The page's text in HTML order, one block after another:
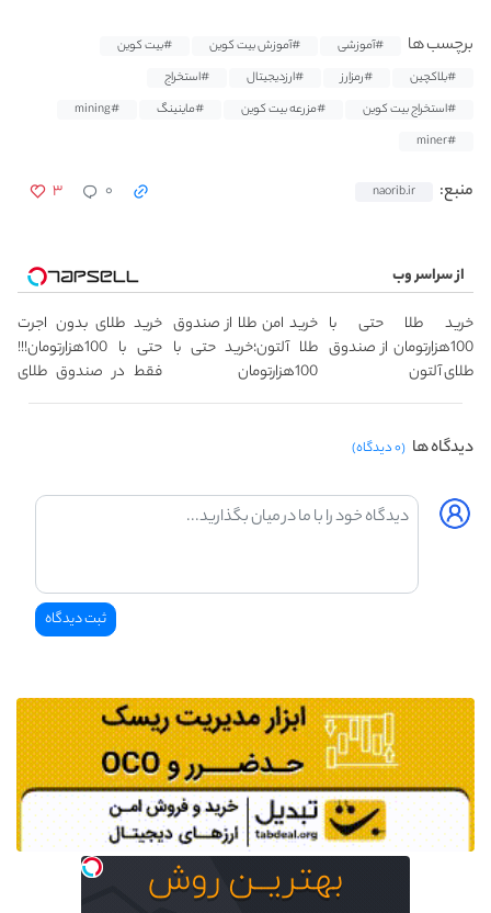
برچسب ها #آموزشی #آموزش بیت کوین
#بیت کوین
#بلاکچین
#رمزارز #ارزدیجیتال
#استخراج
#استخراج بیت کوین
#مزرعه بیت کوین #ماینینگ
#mining
#miner
منبع: naorib.ir ۳ ۰
از سراسر وب
خرید طلا حتی با
100هزارتومان از صندوق
طلای آلتون
خرید امن طلا از صندوق
طلا آلتون؛خرید حتی با
100هزارتومان
خرید طلای بدون اجرت
حتی با 100هزارتومان!!!
فقط در صندوق طلای
آلتون
دیدگاه ها (۰ دیدگاه)